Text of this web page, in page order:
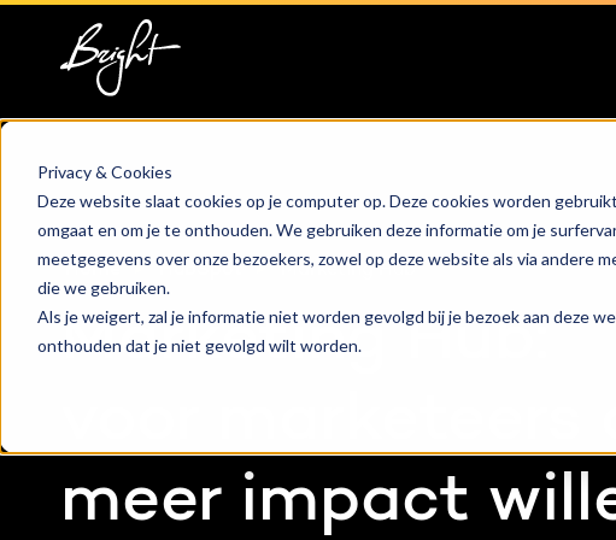
Privacy & Cookies
Deze website slaat cookies op je computer op. Deze cookies worden
omgaat en om je te onthouden. We gebruiken deze informatie om je
meetgegevens over onze bezoekers, zowel op deze website als via andere
die we gebruiken.
Als je weigert, zal je informatie niet worden gevolgd bij je bezoek aan deze
onthouden dat je niet gevolgd wilt worden.
HubSpot integraties
HubSpot trainingen
HubSpot maatwerk
Marketing
Contact HubSpot
Home HubSpot Marketing Hub
Marketing Hub:
meer impact